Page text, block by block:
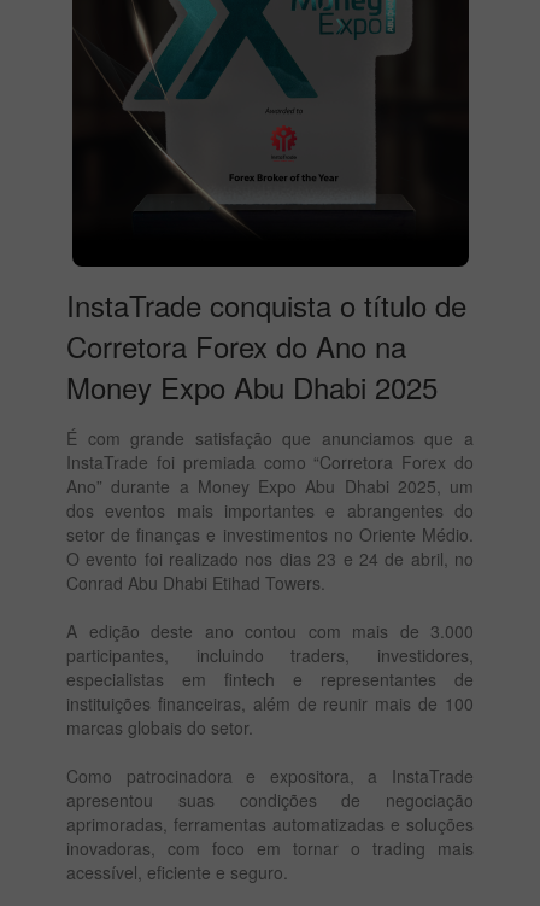
InstaTrade conquista o título de
Corretora Forex do Ano na
Money Expo Abu Dhabi 2025
É com grande satisfação que anunciamos que a
InstaTrade foi premiada como “Corretora Forex do
Ano” durante a Money Expo Abu Dhabi 2025, um
dos eventos mais importantes e abrangentes do
setor de finanças e investimentos no Oriente Médio.
O evento foi realizado nos dias 23 e 24 de abril, no
Conrad Abu Dhabi Etihad Towers.
A edição deste ano contou com mais de 3.000
participantes, incluindo traders, investidores,
especialistas em fintech e representantes de
instituições financeiras, além de reunir mais de 100
marcas globais do setor.
Como patrocinadora e expositora, a InstaTrade
apresentou suas condições de negociação
aprimoradas, ferramentas automatizadas e soluções
inovadoras, com foco em tornar o trading mais
acessível, eficiente e seguro.